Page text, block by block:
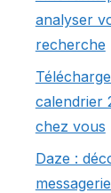
analyser
recherche
calendrier
chez vous
Daze :